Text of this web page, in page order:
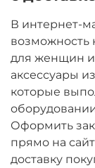
В интернет-
возможность
для женщин
аксессуары
которые
Оформить
прямо на
доставку